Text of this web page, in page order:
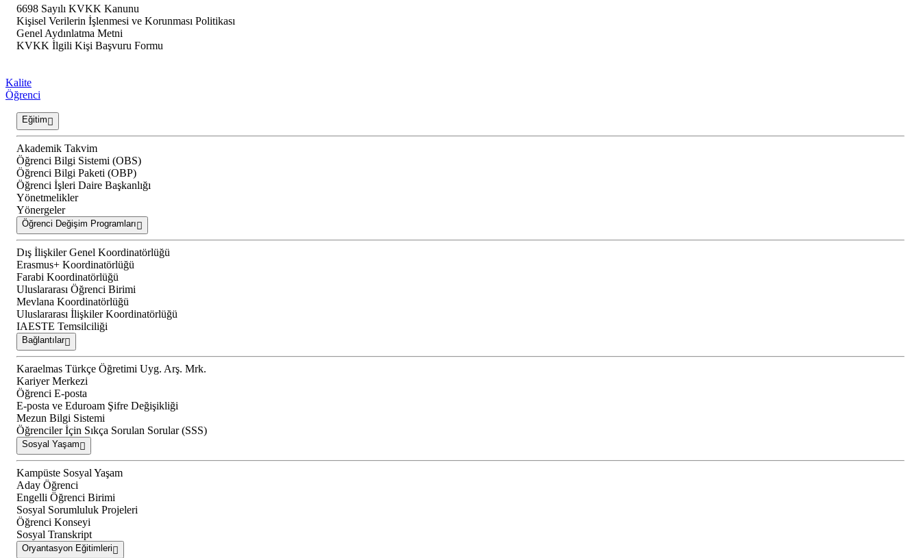
6698 Sayılı KVKK Kanunu
Kişisel Verilerin İşlenmesi ve Korunması Politikası
Genel Aydınlatma Metni
KVKK İlgili Kişi Başvuru Formu
Kalite
Öğrenci
Eğitim
Akademik Takvim
Öğrenci Bilgi Sistemi (OBS)
Öğrenci Bilgi Paketi (OBP)
Öğrenci İşleri Daire Başkanlığı
Yönetmelikler
Yönergeler
Öğrenci Değişim Programları
Dış İlişkiler Genel Koordinatörlüğü
Erasmus+ Koordinatörlüğü
Farabi Koordinatörlüğü
Uluslararası Öğrenci Birimi
Mevlana Koordinatörlüğü
Uluslararası İlişkiler Koordinatörlüğü
IAESTE Temsilciliği
Bağlantılar
Karaelmas Türkçe Öğretimi Uyg. Arş. Mrk.
Kariyer Merkezi
Öğrenci E-posta
E-posta ve Eduroam Şifre Değişikliği
Mezun Bilgi Sistemi
Öğrenciler İçin Sıkça Sorulan Sorular (SSS)
Sosyal Yaşam
Kampüste Sosyal Yaşam
Aday Öğrenci
Engelli Öğrenci Birimi
Sosyal Sorumluluk Projeleri
Öğrenci Konseyi
Sosyal Transkript
Oryantasyon Eğitimleri